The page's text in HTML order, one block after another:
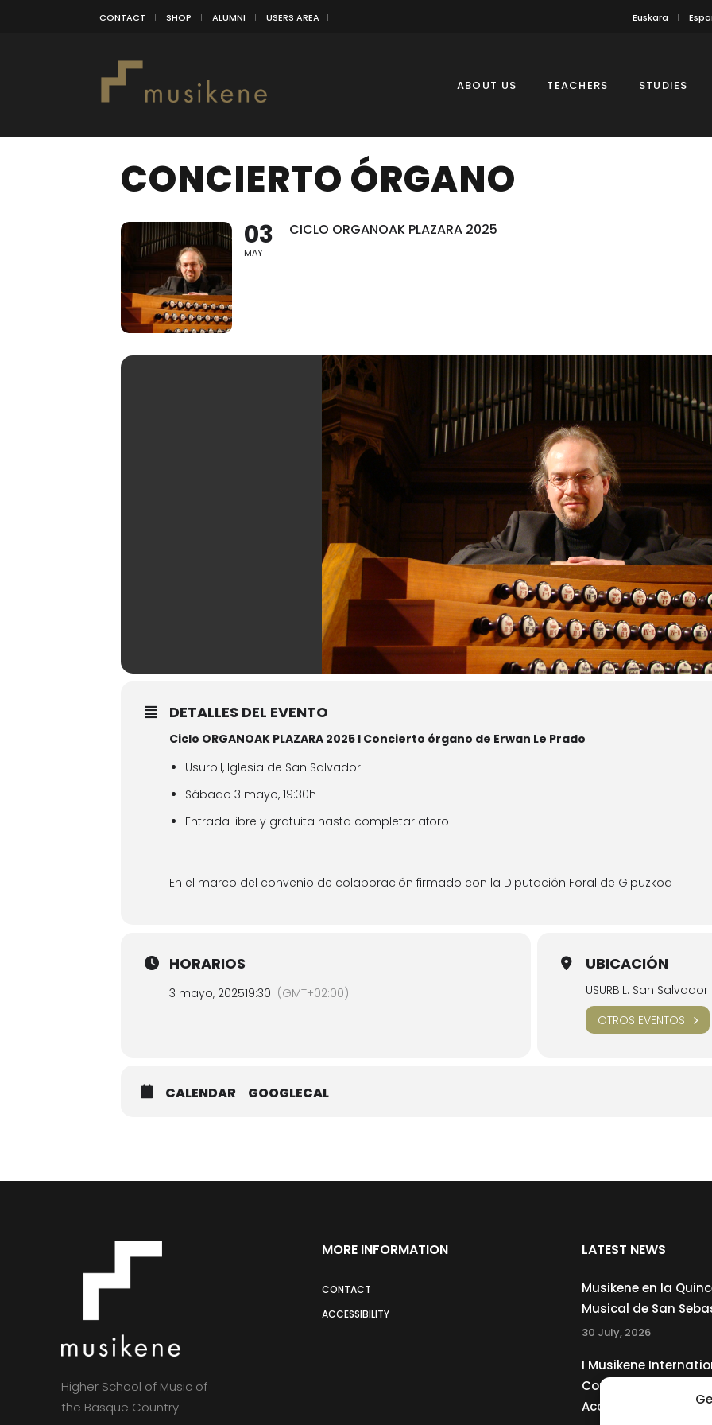
CONTACT SHOP ALUMNI USERS AREA Euskara
ABOUT US TEACHERS STUDIES
CONCIERTO ÓRGANO
03
MAY
CICLO ORGANOAK PLAZARA 2025
DETALLES DEL EVENTO
Ciclo ORGANOAK PLAZARA 2025 I Concierto órgano de Erwan Le Prado
Usurbil, Iglesia de San Salvador
Sábado 3 mayo, 19:30h
Entrada libre y gratuita hasta completar aforo
En el marco del convenio de colaboración firmado con la Diputación Foral de Gipuzkoa
HORARIOS
3 mayo, 202519:30 (GMT+02:00)
UBICACIÓN
USURBIL. San
OTROS EVENTOS
CALENDAR GOOGLECAL
Higher School of Music of
the Basque Country
MORE INFORMATION
CONTACT
ACCESSIBILITY
LATEST NEWS
Musikene en la
Musical de San
30 July, 2026
I Musikene
Competition for
Accordionists